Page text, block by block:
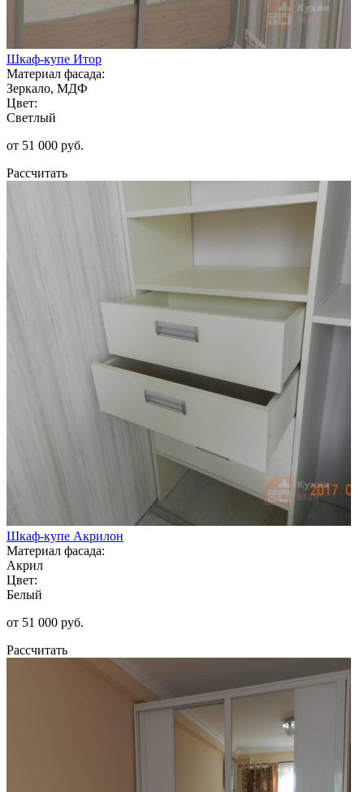
Шкаф-купе Итор
Материал фасада:
Зеркало, МДФ
Цвет:
Светлый
от 51 000 руб.
Рассчитать
Шкаф-купе Акрилон
Материал фасада:
Акрил
Цвет:
Белый
от 51 000 руб.
Рассчитать